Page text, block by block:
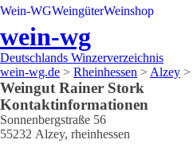
Wein-WGWeingüterWeinshop
wein-wg
Deutschlands Winzerverzeichnis
wein-wg.de > Rheinhessen > Alzey >
Weingut Rainer Stork
Kontaktinformationen
Sonnenbergstraße 56
55232 Alzey, rheinhessen